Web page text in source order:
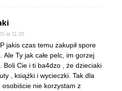
at 11:20
jakis czas temu zakupił spore
Ale Ty jak całe pelc, im gorzej
Boli Cie i ti ba4dzo , że dzieciaki
, książki i wycieczki. Tak dla
osobiście nie korzystam z